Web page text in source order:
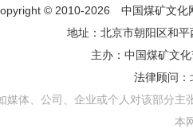
© 2010-2026 中国煤矿文
地址：北京市朝阳区和
主办： 中国煤矿文
法律顾问：
媒体、公司、企业或个人对该部分
本